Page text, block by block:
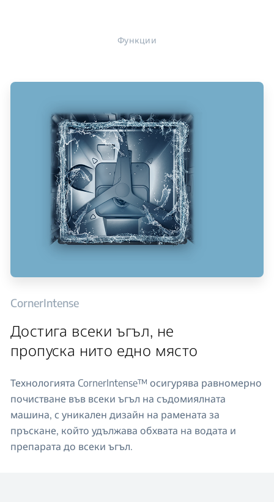
Функции
CornerIntense
Достига всеки ъгъл, не
пропуска нито едно място
Технологията CornerIntense™ осигурява равномерно
почистване във всеки ъгъл на съдомиялната
машина, с уникален дизайн на рамената за
пръскане, който удължава обхвата на водата и
препарата до всеки ъгъл.